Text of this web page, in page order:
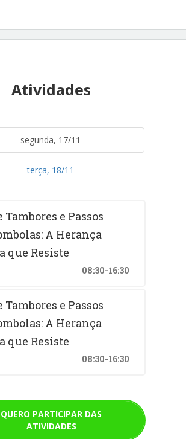
Atividades
segunda, 17/11
terça, 18/11
e Passos
A Herança
que Resiste
08:30-16:30
e Passos
A Herança
que Resiste
08:30-16:30
QUERO PARTICIPAR DAS
ATIVIDADES